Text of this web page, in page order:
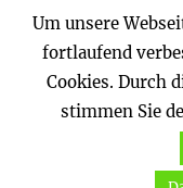
Vernunftkraft. Mit
Um unsere
fortlaufend
Cookies. Durch
stimmen Sie